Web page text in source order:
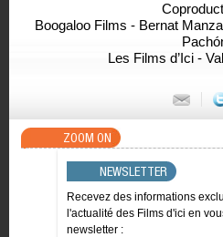
Boogaloo Films - Bernat
Les Films d’Ici -
ZOOM ON
NEWSLETTER
Recevez des informations
l'actualité des Films d'ici en
newsletter :